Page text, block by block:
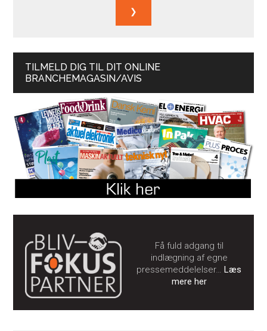
TILMELD DIG TIL DIT ONLINE
BRANCHEMAGASIN/AVIS
Få fuld adgang til
indlægning af egne
pressemeddelelser…Læs
mere her